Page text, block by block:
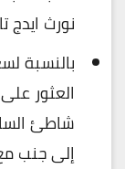
نورث ايدج
بالنسبة
العثور
شاطئ
إلى جنب